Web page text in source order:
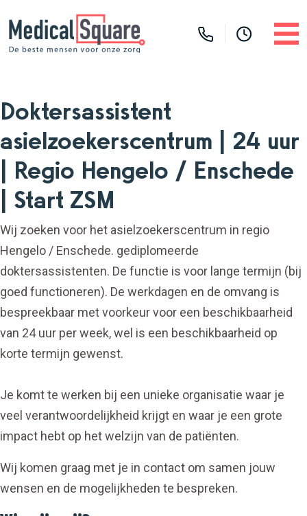
Doktersassistent
asielzoekerscentrum | 24 uur
| Regio Hengelo / Enschede
| Start ZSM
Wij zoeken voor het asielzoekerscentrum in regio
Hengelo / Enschede. gediplomeerde
doktersassistenten. De functie is voor lange termijn (bij
goed functioneren). De werkdagen en de omvang is
bespreekbaar met voorkeur voor een beschikbaarheid
van 24 uur per week, wel is een beschikbaarheid op
korte termijn gewenst.
Je komt te werken bij een unieke organisatie waar je
veel verantwoordelijkheid krijgt en waar je een grote
impact hebt op het welzijn van de patiënten.
Wij komen graag met je in contact om samen jouw
wensen en de mogelijkheden te bespreken.